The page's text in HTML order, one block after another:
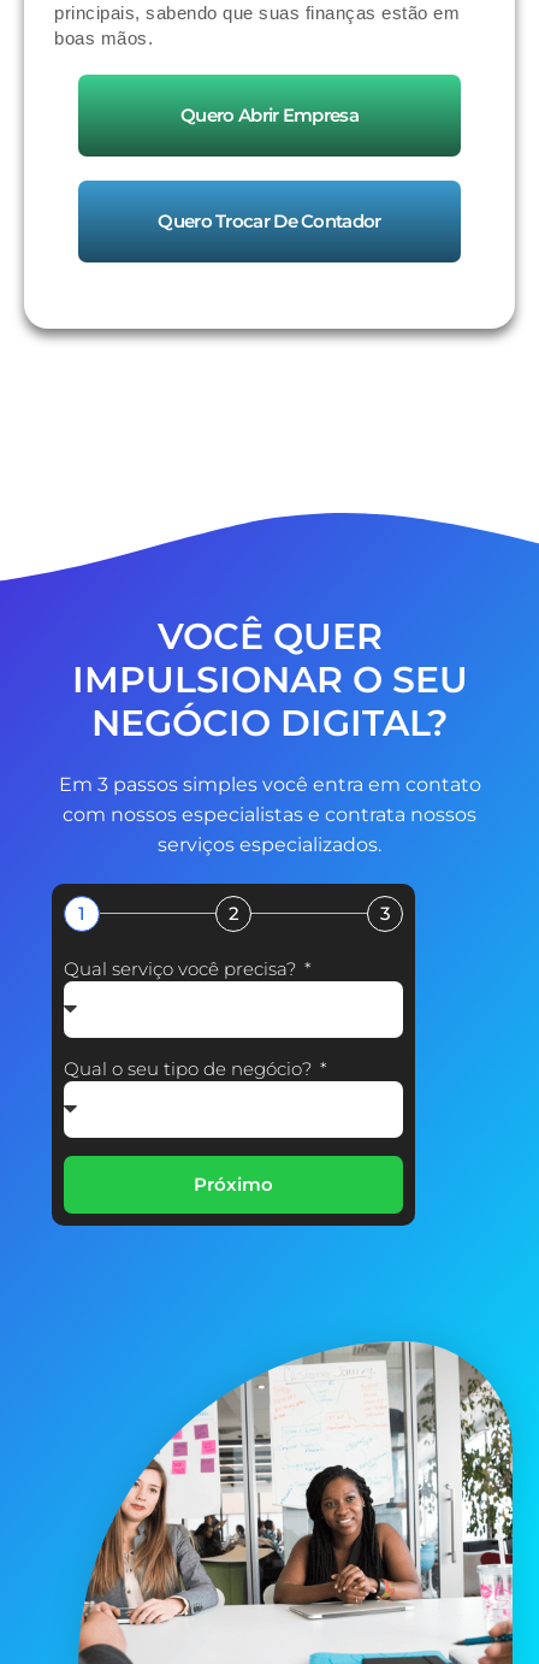
principais, sabendo que suas finanças estão em
boas mãos.
Quero Abrir Empresa
Quero Trocar De Contador
VOCÊ QUER
IMPULSIONAR O SEU
NEGÓCIO DIGITAL?
Em 3 passos simples você entra em contato
com nossos especialistas e contrata nossos
serviços especializados.
1 2 3
Qual serviço você precisa?
Qual o seu tipo de negócio?
Próximo